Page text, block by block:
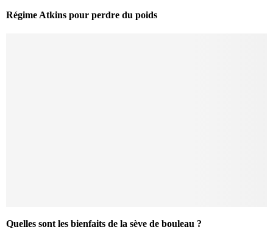
Régime Atkins pour perdre du poids
Quelles sont les bienfaits de la sève de bouleau ?